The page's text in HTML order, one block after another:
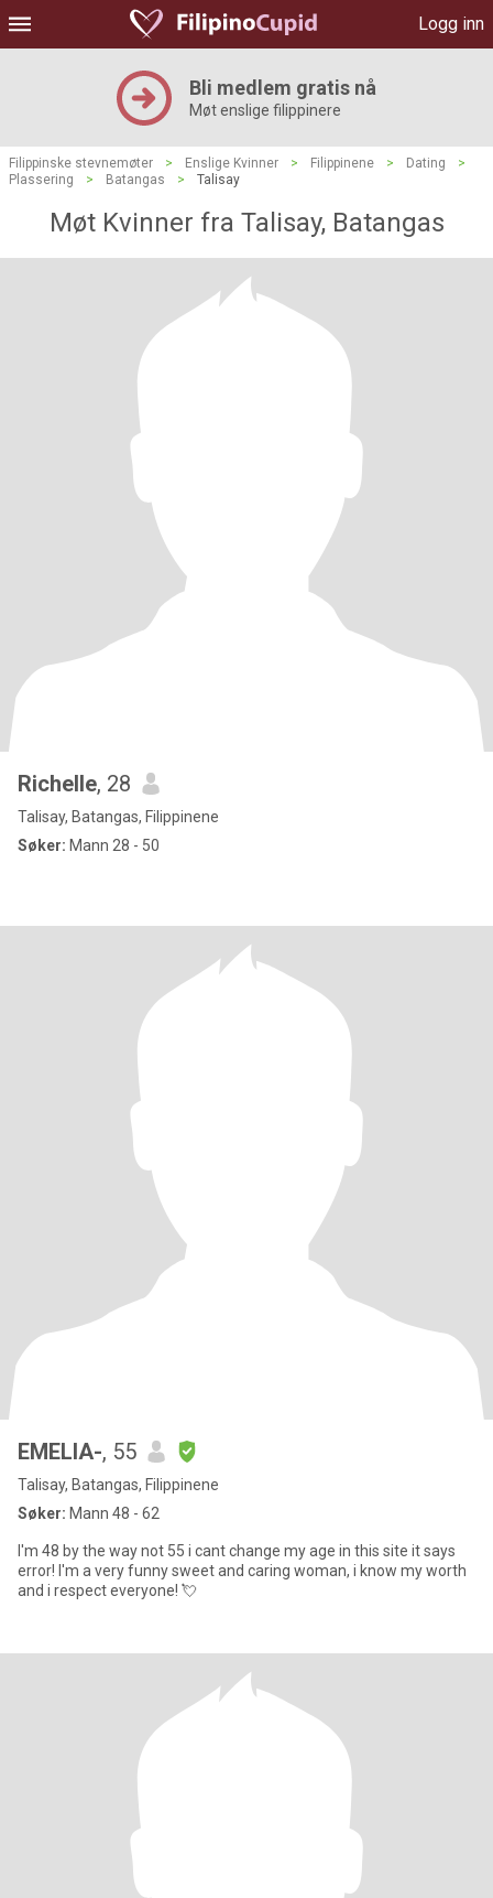
Logg inn
Bli medlem gratis nå
Møt enslige filippinere
Filippinske stevnemøter > Enslige Kvinner > Filippinene > Dating
>
Plassering
> Batangas > Talisay
Møt Kvinner fra Talisay, Batangas
Richelle, 28
Talisay, Batangas, Filippinene
Søker: Mann 28 - 50
EMELIA-, 55
Talisay, Batangas, Filippinene
Søker: Mann 48 - 62
I'm 48 by the way not 55 i cant change my age in this site it says
error! I'm a very funny sweet and caring woman, i know my worth
and i respect everyone! 💘